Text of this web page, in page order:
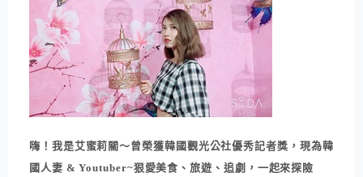
嗨！我是艾蜜莉關～曾榮獲韓國觀光公社優秀記者獎，現為韓
國人妻 & Youtuber~狠愛美食、旅遊、追劇，一起來探險